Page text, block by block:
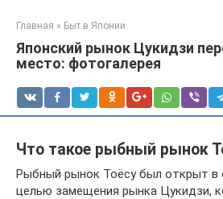
Главная » Быт в Японии
Японский рынок Цукидзи
место: фотогалерея
Что такое рыбный рынок
Рыбный рынок Тоёсу был открыт в
целью замещения рынка Цукидзи,